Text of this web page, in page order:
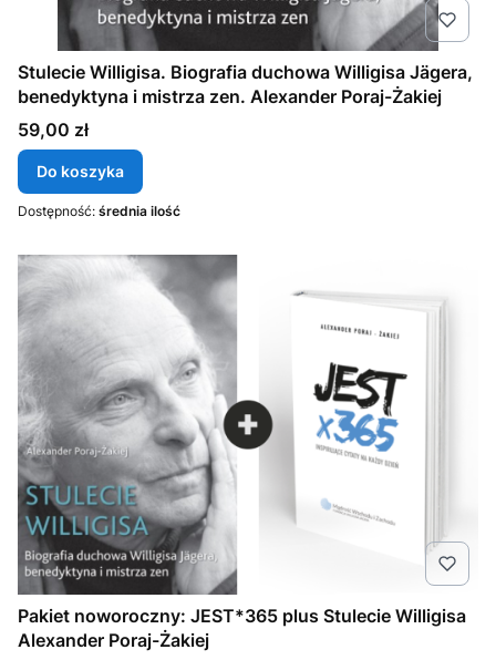
Stulecie Willigisa. Biografia duchowa Willigisa Jägera,
benedyktyna i mistrza zen. Alexander Poraj-Żakiej
Cena
59,00 zł
Do koszyka
Dostępność: średnia ilość
Pakiet noworoczny: JEST*365 plus Stulecie Willigisa
Alexander Poraj-Żakiej